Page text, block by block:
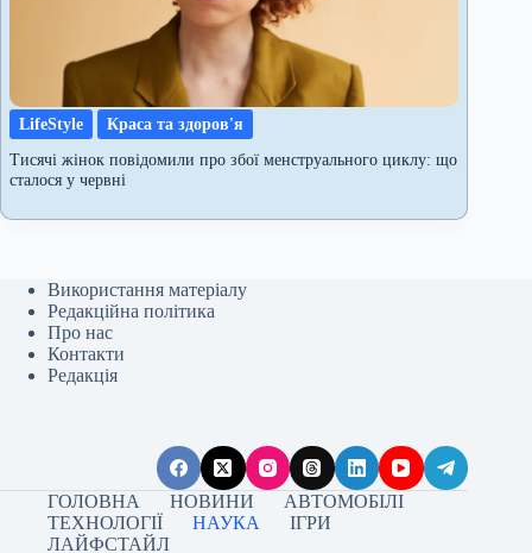
LifeStyle
Краса та здоров'я
Тисячі жінок повідомили про збої менструального циклу: що
сталося у червні
Використання матеріалу
Редакційна політика
Про нас
Контакти
Редакція
ГОЛОВНА НОВИНИ
АВТОМОБІЛІ
ТЕХНОЛОГІЇ
НАУКА
ІГРИ
ЛАЙФСТАЙЛ